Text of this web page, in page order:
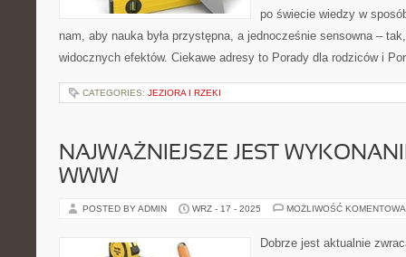
po świecie wiedzy w
nam, aby nauka była przystępna, a jednocześnie sensowna –
widocznych efektów. Ciekawe adresy to Porady dla rodziców i
CATEGORIES: JEZIORA I RZEKI
NAJWAŻNIEJSZE JEST
WWW
POSTED BY ADMIN WRZ - 17 - 2025 MOŻLIWOŚĆ
Dobrze jest aktualnie